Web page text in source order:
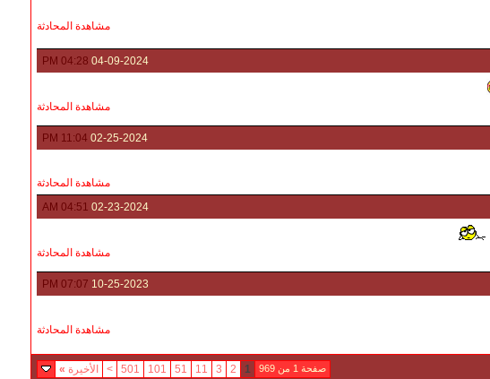
مشاهدة المحادثة
04-09-2024
04:28 PM
مشاهدة المحادثة
02-25-2024
11:04 PM
مشاهدة المحادثة
02-23-2024
04:51 AM
مشاهدة المحادثة
10-25-2023
07:07 PM
مشاهدة المحادثة
صفحة 1 من 969 1
2
3
11
51
101
501
> الأخيرة »